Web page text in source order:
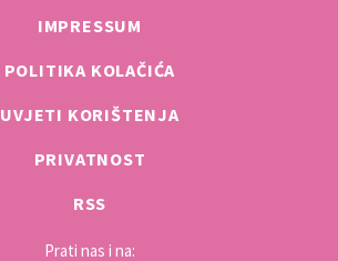
IMPRESSUM
POLITIKA KOLAČIĆA
UVJETI KORIŠTENJA
PRIVATNOST
RSS
Prati nas i na: